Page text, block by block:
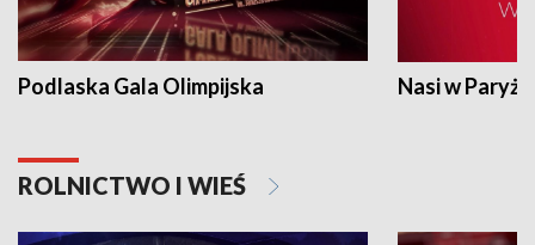
Podlaska Gala Olimpijska Nasi w Paryżu
ROLNICTWO I WIEŚ